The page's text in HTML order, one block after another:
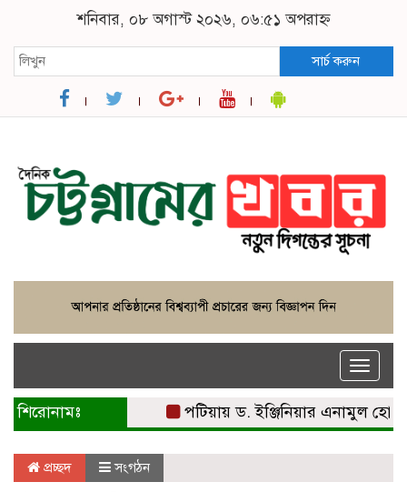
শনিবার, ০৮ অগাস্ট ২০২৬, ০৬:৫১ অপরাহ্ন
সার্চ করুন
Toggle
শিরোনামঃ পটিয়ায় ড. ইঞ্জিনিয়ার এনামুল হোসেনকে
প্রচ্ছদ সংগঠন